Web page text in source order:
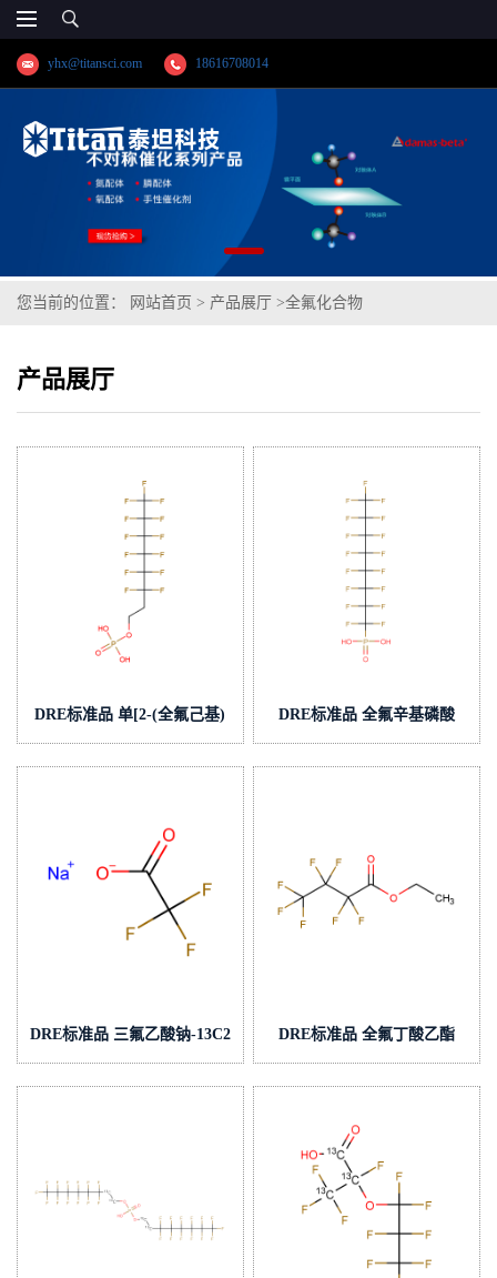
yhx@titansci.com 18616708014
您当前的位置： 网站首页 > 产品展厅 >全氟化合物
产品展厅
DRE标准品 单[2-(全氟己基)
乙基]磷酸酯 CAS:57678-01-
DRE标准品 全氟辛基磷酸
CAS:40143-78-0(泰坦现货供
DRE标准品 三氟乙酸钠-13C2
CAS:1794767-05-7(泰坦现货
DRE标准品 全氟丁酸乙酯
CAS:356-27-4(泰坦现货供应)